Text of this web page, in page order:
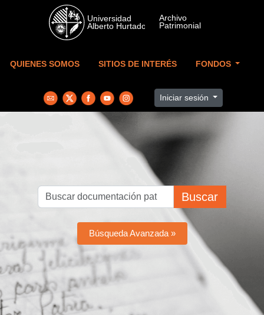
Skip to main content
QUIENES SOMOS SITIOS DE INTERÉS FONDOS
Iniciar sesión
Buscar
Búsqueda Avanzada »